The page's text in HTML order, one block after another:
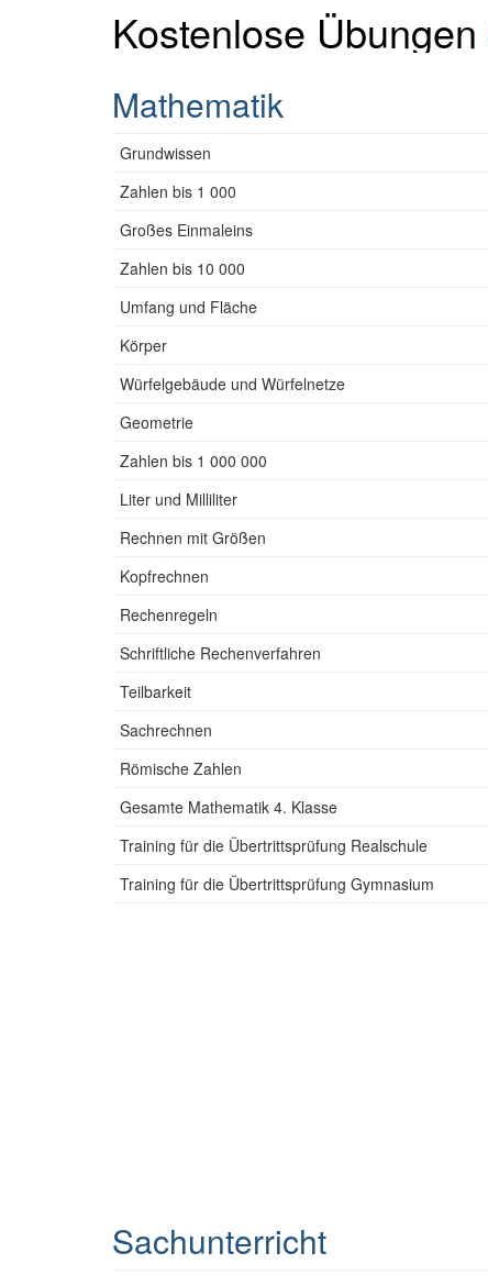
Kostenlose Übungen
Mathematik
Grundwissen
Zahlen bis 1 000
Großes Einmaleins
Zahlen bis 10 000
Umfang und Fläche
Körper
Würfelgebäude und Würfelnetze
Geometrie
Zahlen bis 1 000 000
Liter und Milliliter
Rechnen mit Größen
Kopfrechnen
Rechenregeln
Schriftliche Rechenverfahren
Teilbarkeit
Sachrechnen
Römische Zahlen
Gesamte Mathematik 4. Klasse
Training für die Übertrittsprüfung Realschule
Training für die Übertrittsprüfung Gymnasium
Sachunterricht